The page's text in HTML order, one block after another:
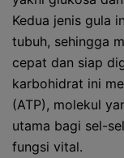
Kedua jenis gula
tubuh, sehingga
cepat dan siap
karbohidrat ini
(ATP), molekul
utama bagi sel-
fungsi vital.